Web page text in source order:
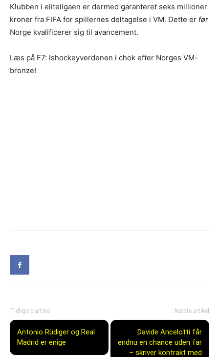
Klubben i eliteligaen er dermed garanteret seks millioner
kroner fra FIFA for spillernes deltagelse i VM. Dette er før
Norge kvalificerer sig til avancement.
Læs på F7: Ishockeyverdenen i chok efter Norges VM-
bronze!
Tidligere artikel
Antonio Rüdiger og Real
Madrid er enige
Næste artikel
Davide Ancelotti får
endnu en chance uden far
– skriver kontrakt med